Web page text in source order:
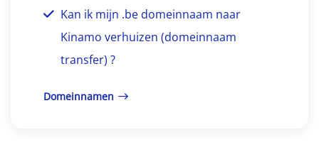
Kan ik mijn .be domeinnaam naar
Kinamo verhuizen (domeinnaam
transfer) ?
Domeinnamen